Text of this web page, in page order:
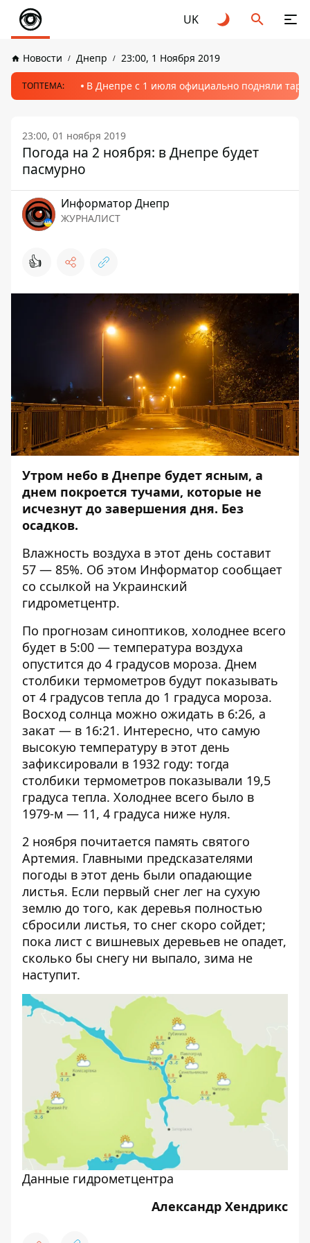
UK
Новости Днепр 23:00, 1 Ноября 2019
ТОПТЕМА: В Днепре с 1 июля официально подняли
23:00, 01 ноября 2019
Погода на 2 ноября: в Днепре будет
пасмурно
Информатор Днепр
ЖУРНАЛИСТ
👍
Утром небо в Днепре будет ясным, а
днем покроется тучами, которые не
исчезнут до завершения дня. Без
осадков.
Влажность воздуха в этот день составит
57 — 85%. Об этом Информатор сообщает
со ссылкой на Украинский
гидрометцентр.
По прогнозам синоптиков, холоднее всего
будет в 5:00 — температура воздуха
опустится до 4 градусов мороза. Днем
столбики термометров будут показывать
от 4 градусов тепла до 1 градуса мороза.
Восход солнца можно ожидать в 6:26, а
закат — в 16:21. Интересно, что самую
высокую температуру в этот день
зафиксировали в 1932 году: тогда
столбики термометров показывали 19,5
градуса тепла. Холоднее всего было в
1979-м — 11, 4 градуса ниже нуля.
2 ноября почитается память святого
Артемия. Главными предсказателями
погоды в этот день были опадающие
листья. Если первый снег лег на сухую
землю до того, как деревья полностью
сбросили листья, то снег скоро сойдет;
пока лист с вишневых деревьев не опадет,
сколько бы снегу ни выпало, зима не
наступит.
Данные гидрометцентра
Александр Хендрикс